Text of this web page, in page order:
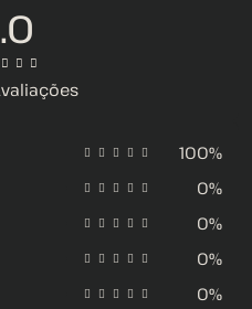
100%
0%
0%
0%
0%